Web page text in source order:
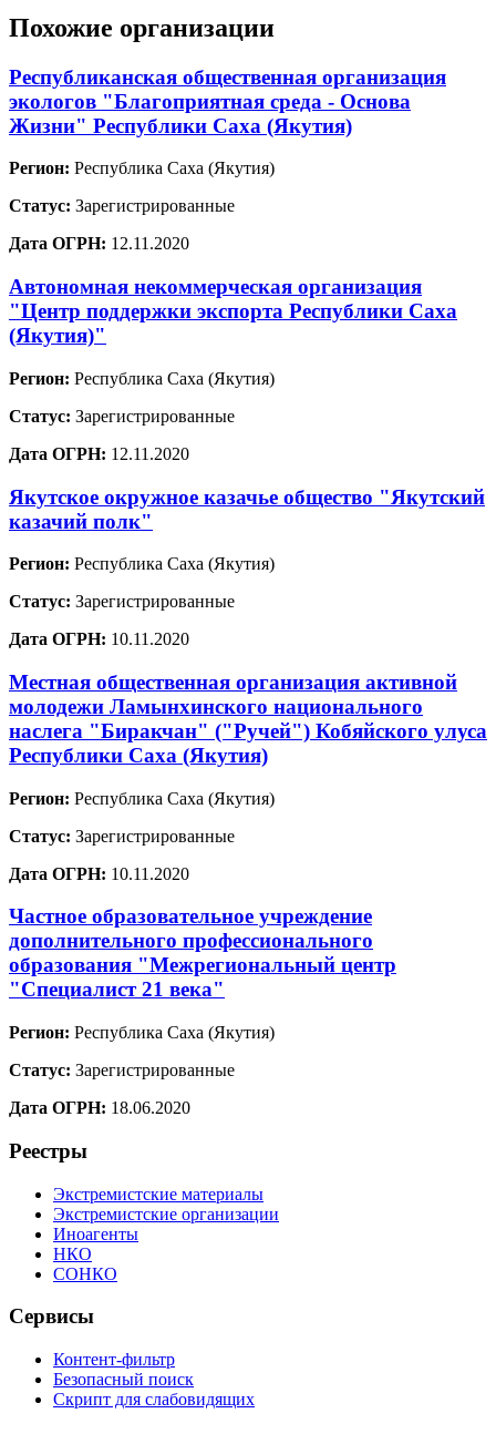
Похожие организации
Республиканская общественная организация
экологов "Благоприятная среда - Основа
Жизни" Республики Саха (Якутия)
Регион: Республика Саха (Якутия)
Статус: Зарегистрированные
Дата ОГРН: 12.11.2020
Автономная некоммерческая организация
"Центр поддержки экспорта Республики Саха
(Якутия)"
Регион: Республика Саха (Якутия)
Статус: Зарегистрированные
Дата ОГРН: 12.11.2020
Якутское окружное казачье общество "Якутский
казачий полк"
Регион: Республика Саха (Якутия)
Статус: Зарегистрированные
Дата ОГРН: 10.11.2020
Местная общественная организация активной
молодежи Ламынхинского национального
наслега "Биракчан" ("Ручей") Кобяйского улуса
Республики Саха (Якутия)
Регион: Республика Саха (Якутия)
Статус: Зарегистрированные
Дата ОГРН: 10.11.2020
Частное образовательное учреждение
дополнительного профессионального
образования "Межрегиональный центр
"Специалист 21 века"
Регион: Республика Саха (Якутия)
Статус: Зарегистрированные
Дата ОГРН: 18.06.2020
Реестры
Экстремистские материалы
Экстремистские организации
Иноагенты
НКО
СОНКО
Сервисы
Контент-фильтр
Безопасный поиск
Скрипт для слабовидящих